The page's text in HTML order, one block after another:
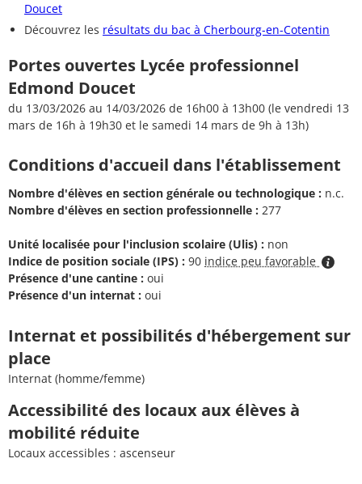
Doucet
Découvrez les résultats du bac à Cherbourg-en-Cotentin
Portes ouvertes Lycée professionnel
Edmond Doucet
du 13/03/2026 au 14/03/2026 de 16h00 à 13h00 (le vendredi 13
mars de 16h à 19h30 et le samedi 14 mars de 9h à 13h)
Conditions d'accueil dans l'établissement
Nombre d'élèves en section générale ou technologique : n.c.
Nombre d'élèves en section professionnelle : 277
Unité localisée pour l'inclusion scolaire (Ulis) : non
Indice de position sociale (IPS) : 90 indice peu favorable
Présence d'une cantine : oui
Présence d'un internat : oui
Internat et possibilités d'hébergement sur
place
Internat (homme/femme)
Accessibilité des locaux aux élèves à
mobilité réduite
Locaux accessibles : ascenseur